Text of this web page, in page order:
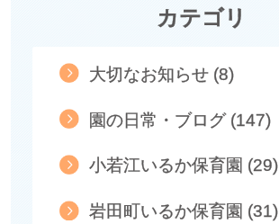
カテゴリ
大切なお知らせ (8)
園の日常・ブログ (147)
小若江いるか保育園 (29)
岩田町いるか保育園 (31)